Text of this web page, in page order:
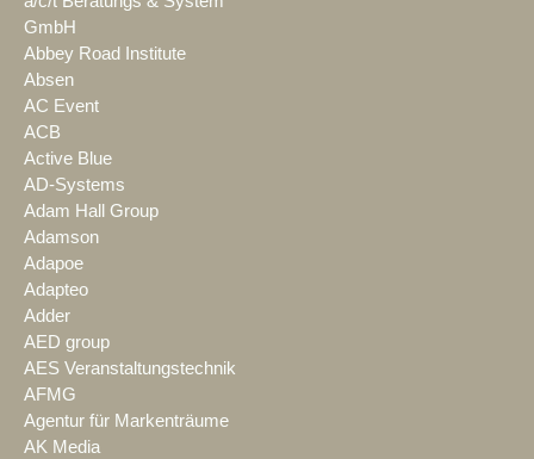
GmbH
Abbey Road Institute
Absen
AC Event
ACB
Active Blue
AD-Systems
Adam Hall Group
Adamson
Adapoe
Adapteo
Adder
AED group
AES Veranstaltungstechnik
AFMG
Agentur für Markenträume
AK Media